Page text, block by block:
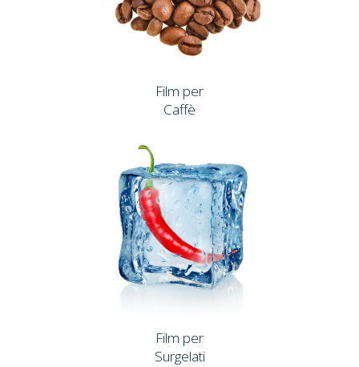
Film per
Caffè
Film per
Surgelati